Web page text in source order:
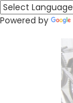
Powered by